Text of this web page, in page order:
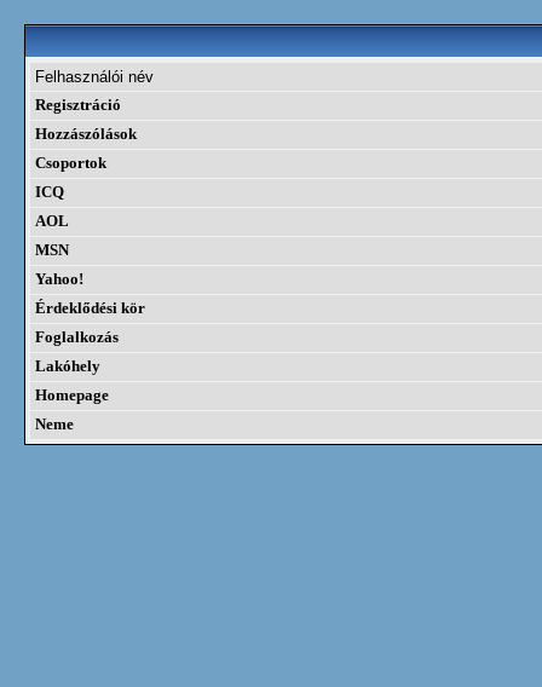
Felhasználói név
Regisztráció
Hozzászólások
Csoportok
ICQ
AOL
MSN
Yahoo!
Érdeklődési kör
Foglalkozás
Lakóhely
Homepage
Neme